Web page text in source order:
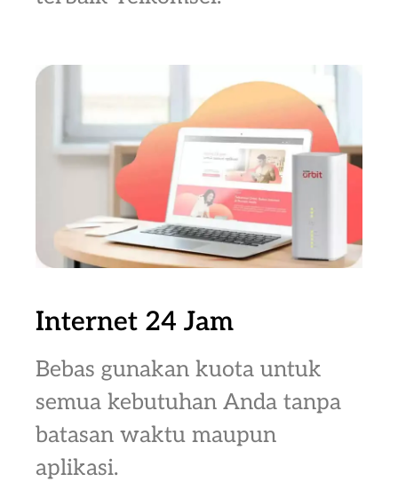
Internet 24 Jam
Bebas gunakan kuota untuk
semua kebutuhan Anda tanpa
batasan waktu maupun
aplikasi.